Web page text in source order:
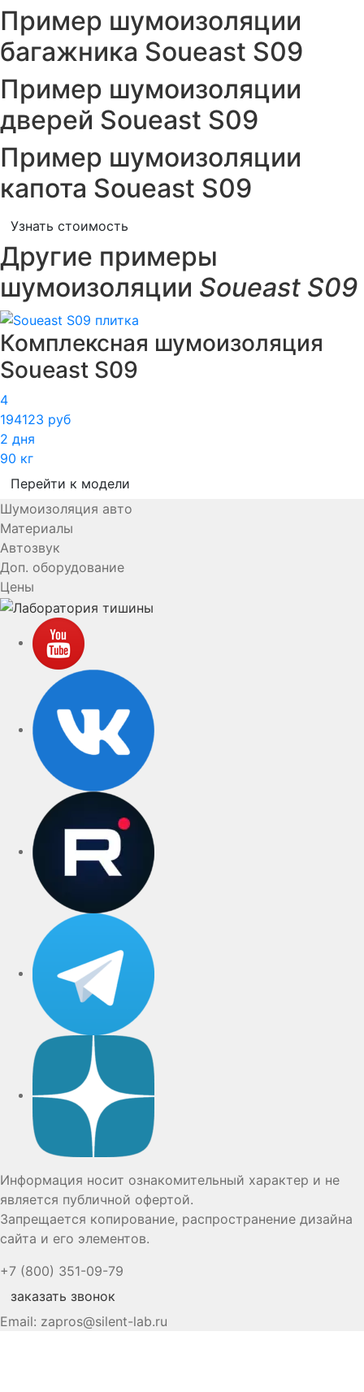
Пример шумоизоляции
багажника Soueast S09
Пример шумоизоляции
дверей Soueast S09
Пример шумоизоляции
капота Soueast S09
Узнать стоимость
Другие примеры
шумоизоляции Soueast S09
Комплексная шумоизоляция
Soueast S09
4
194123 руб
2 дня
90 кг
Перейти к модели
Шумоизоляция авто
Материалы
Автозвук
Доп. оборудование
Цены
Информация носит ознакомительный характер и не
является публичной офертой.
Запрещается копирование, распространение дизайна
сайта и его элементов.
+7 (800) 351-09-79
заказать звонок
Email: zapros@silent-lab.ru